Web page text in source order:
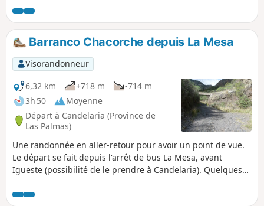
Barranco Chacorche depuis La Mesa
Visorandonneur
6,32 km
+718 m
-714 m
3h 50
Moyenne
Départ à Candelaria (Province de
Las Palmas)
Une randonnée en aller-retour pour avoir un point de vue.
Le départ se fait depuis l'arrêt de bus La Mesa, avant
Igueste (possibilité de le prendre à Candelaria). Quelques